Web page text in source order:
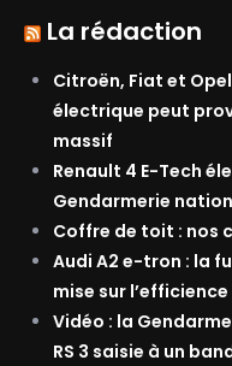
La rédaction
Citroën, Fiat et
électrique peut
massif
Renault 4 E-Tech
Gendarmerie
Coffre de toit : nos
Audi A2 e-tron : la
mise sur
Vidéo : la
RS 3 saisie à un